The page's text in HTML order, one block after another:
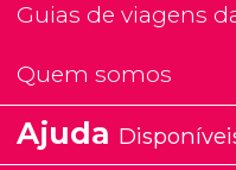
Guias de viagens
Quem somos
Ajuda